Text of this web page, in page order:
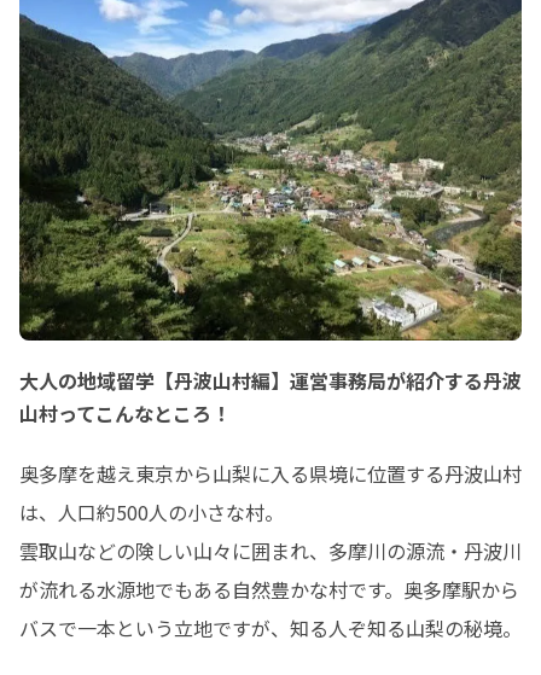
▼参加申し込み方法
①申し込みフォーム
https://forms.gle/
L6
②参加用リンク等、
※申し込み受付は、
まで/夜の部：当日
※カメラ・マイクの
大人の地域留学【丹波山村編】運営事務局が紹介する丹波
山村ってこんなところ！
奥多摩を越え東京から山梨に入る県境に位置する丹波山村
は、人口約500人の小さな村。
雲取山などの険しい山々に囲まれ、多摩川の源流・丹波川
が流れる水源地でもある自然豊かな村です。奥多摩駅から
バスで一本という立地ですが、知る人ぞ知る山梨の秘境。